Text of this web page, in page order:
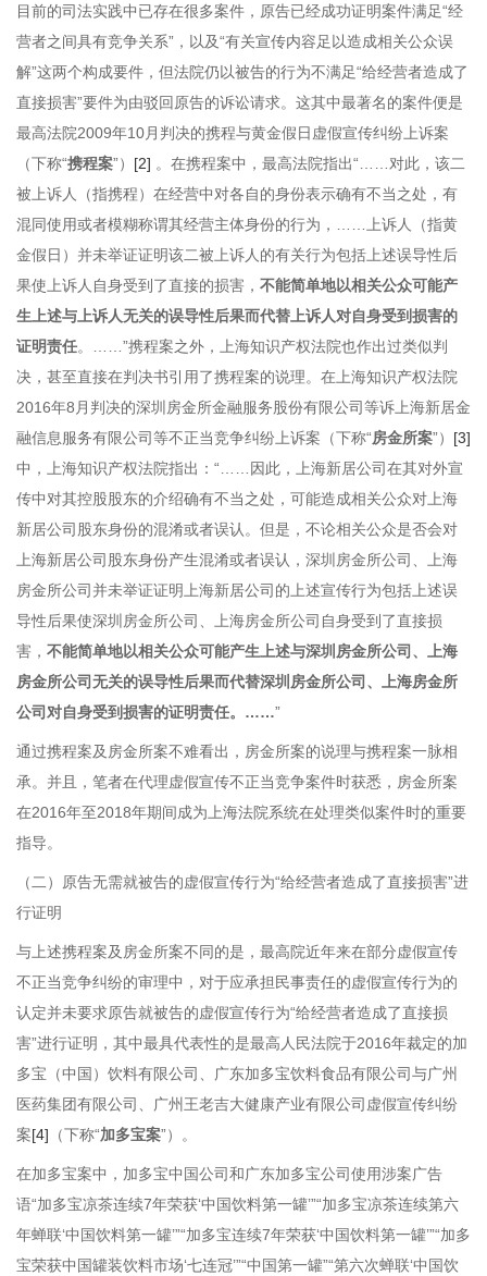
目前的司法实践中已存在很多案件，原告已经成功证明案件满足“经
营者之间具有竞争关系”，以及“有关宣传内容足以造成相关公众误
解”这两个构成要件，但法院仍以被告的行为不满足“给经营者造成了
直接损害”要件为由驳回原告的诉讼请求。这其中最著名的案件便是
最高法院2009年10月判决的携程与黄金假日虚假宣传纠纷上诉案
（下称“携程案”） [2] 。在携程案中，最高法院指出“……对此，该二
被上诉人（指携程）在经营中对各自的身份表示确有不当之处，有
混同使用或者模糊称谓其经营主体身份的行为，……上诉人（指黄
金假日）并未举证证明该二被上诉人的有关行为包括上述误导性后
果使上诉人自身受到了直接的损害， 不能简单地以相关公众可能产
生上述与上诉人无关的误导性后果而代替上诉人对自身受到损害的
证明责任。……”携程案之外，上海知识产权法院也作出过类似判
决，甚至直接在判决书引用了携程案的说理。在上海知识产权法院
2016年8月判决的深圳房金所金融服务股份有限公司等诉上海新居金
融信息服务有限公司等不正当竞争纠纷上诉案（下称“房金所案”） [3]
中，上海知识产权法院指出：“……因此，上海新居公司在其对外宣
传中对其控股股东的介绍确有不当之处，可能造成相关公众对上海
新居公司股东身份的混淆或者误认。但是，不论相关公众是否会对
上海新居公司股东身份产生混淆或者误认，深圳房金所公司、上海
房金所公司并未举证证明上海新居公司的上述宣传行为包括上述误
导性后果使深圳房金所公司、上海房金所公司自身受到了直接损
害， 不能简单地以相关公众可能产生上述与深圳房金所公司、上海
房金所公司无关的误导性后果而代替深圳房金所公司、上海房金所
公司对自身受到损害的证明责任。……”
通过携程案及房金所案不难看出，房金所案的说理与携程案一脉相
承。并且，笔者在代理虚假宣传不正当竞争案件时获悉，房金所案
在2016年至2018年期间成为上海法院系统在处理类似案件时的重要
指导。
（二）原告无需就被告的虚假宣传行为“给经营者造成了直接损害”进
行证明
与上述携程案及房金所案不同的是，最高院近年来在部分虚假宣传
不正当竞争纠纷的审理中，对于应承担民事责任的虚假宣传行为的
认定并未要求原告就被告的虚假宣传行为“给经营者造成了直接损
害”进行证明，其中最具代表性的是最高人民法院于2016年裁定的加
多宝（中国）饮料有限公司、广东加多宝饮料食品有限公司与广州
医药集团有限公司、广州王老吉大健康产业有限公司虚假宣传纠纷
案[4] （下称“加多宝案”）。
在加多宝案中，加多宝中国公司和广东加多宝公司使用涉案广告
语“加多宝凉茶连续7年荣获‘中国饮料第一罐’”“加多宝凉茶连续第六
年蝉联‘中国饮料第一罐’”“加多宝连续7年荣获‘中国饮料第一罐’”“加多
宝荣获中国罐装饮料市场‘七连冠’”“中国第一罐”“第六次蝉联‘中国饮